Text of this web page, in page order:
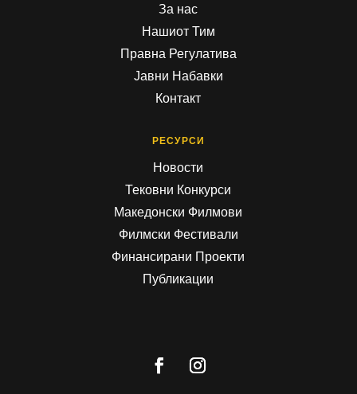
За нас
Нашиот Тим
Правна Регулатива
Јавни Набавки
Контакт
РЕСУРСИ
Новости
Тековни Конкурси
Македонски Филмови
Филмски Фестивали
Финансирани Проекти
Публикации